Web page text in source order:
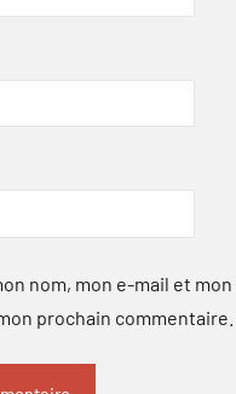
nom, mon e-mail et
prochain commentaire.